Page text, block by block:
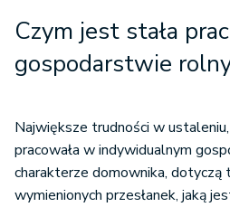
Czym jest stała
gospodarstwie
Największe trudności w
pracowała w indywidualnym
charakterze domownika, dotyczą
wymienionych przesłanek, jaką